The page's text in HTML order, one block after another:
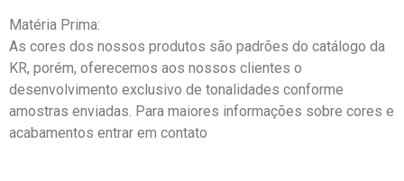
Matéria Prima:
As cores dos nossos produtos são padrões do catálogo da
KR, porém, oferecemos aos nossos clientes o
desenvolvimento exclusivo de tonalidades conforme
amostras enviadas. Para maiores informações sobre cores e
acabamentos entrar em contato